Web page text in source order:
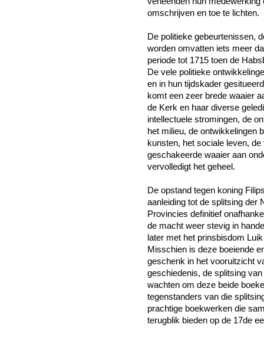
omschrijven en toe te lichten.
De politieke gebeurtenissen,
worden omvatten iets meer
periode tot 1715 toen de
De vele politieke
en in hun tijdskader
komt een zeer brede waaier
de Kerk en haar diverse
intellectuele stromingen, de
het milieu, de ontwikkelingen
kunsten, het sociale leven,
geschakeerde waaier aan
vervolledigt het geheel.
De opstand tegen koning
aanleiding tot de splitsing der
Provincies definitief
de macht weer stevig in
later met het prinsbisdom
Misschien is deze boeiende
geschenk in het vooruitzicht
geschiedenis, de splitsing
wachten om deze beide
tegenstanders van die
prachtige boekwerken die
terugblik bieden op de 17de